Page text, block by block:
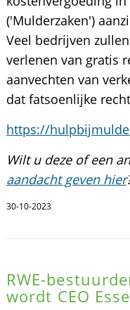
('Mulderzaken')
Veel bedrijven
verlenen van gratis
aanvechten van
dat fatsoenlijke
https://
Wilt u deze of een
aandacht geven hier
30-10-2023
RWE-
wordt CEO